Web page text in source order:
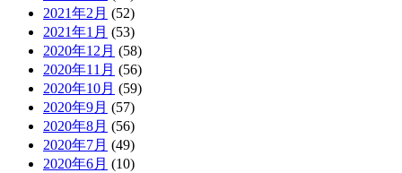
2021年2月 (52)
2021年1月 (53)
2020年12月 (58)
2020年11月 (56)
2020年10月 (59)
2020年9月 (57)
2020年8月 (56)
2020年7月 (49)
2020年6月 (10)